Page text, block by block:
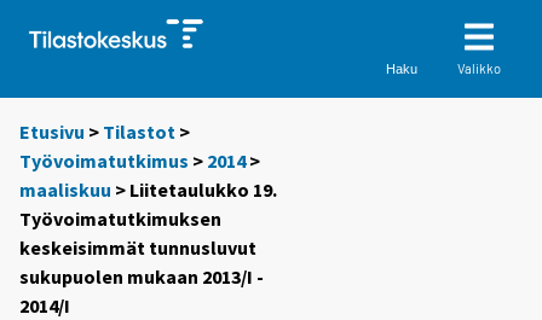
Haku Valikko
Etusivu > Tilastot >
Työvoimatutkimus > 2014>
maaliskuu > Liitetaulukko 19.
Työvoimatutkimuksen
keskeisimmät tunnusluvut
sukupuolen mukaan 2013/I -
2014/I